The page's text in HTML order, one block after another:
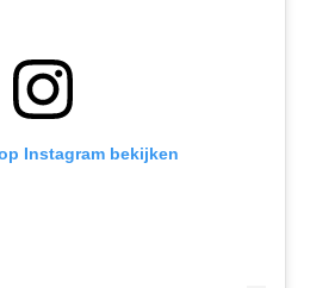
Instagram bekijken